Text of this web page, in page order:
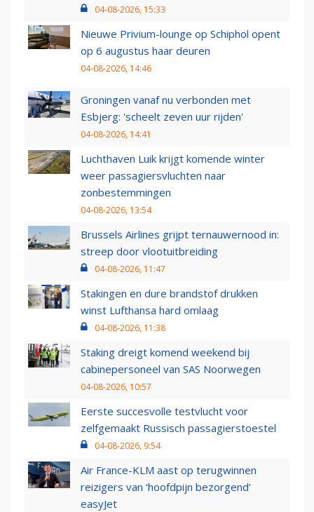
04-08-2026, 15:33
Nieuwe Privium-lounge op Schiphol opent
op 6 augustus haar deuren
04-08-2026, 14:46
Groningen vanaf nu verbonden met
Esbjerg: 'scheelt zeven uur rijden'
04-08-2026, 14:41
Luchthaven Luik krijgt komende winter
weer passagiersvluchten naar
zonbestemmingen
04-08-2026, 13:54
Brussels Airlines grijpt ternauwernood in:
streep door vlootuitbreiding
04-08-2026, 11:47
Stakingen en dure brandstof drukken
winst Lufthansa hard omlaag
04-08-2026, 11:38
Staking dreigt komend weekend bij
cabinepersoneel van SAS Noorwegen
04-08-2026, 10:57
Eerste succesvolle testvlucht voor
zelfgemaakt Russisch passagierstoestel
04-08-2026, 9:54
Air France-KLM aast op terugwinnen
reizigers van ‘hoofdpijn bezorgend’
easyJet